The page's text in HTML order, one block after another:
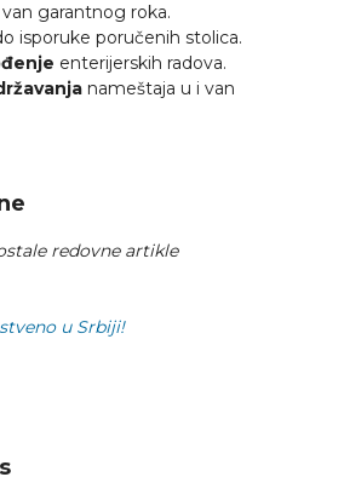
van garantnog roka.
isporuke poručenih stolica.
enterijerskih radova.
nameštaja u i van
redovne artikle
u Srbiji!